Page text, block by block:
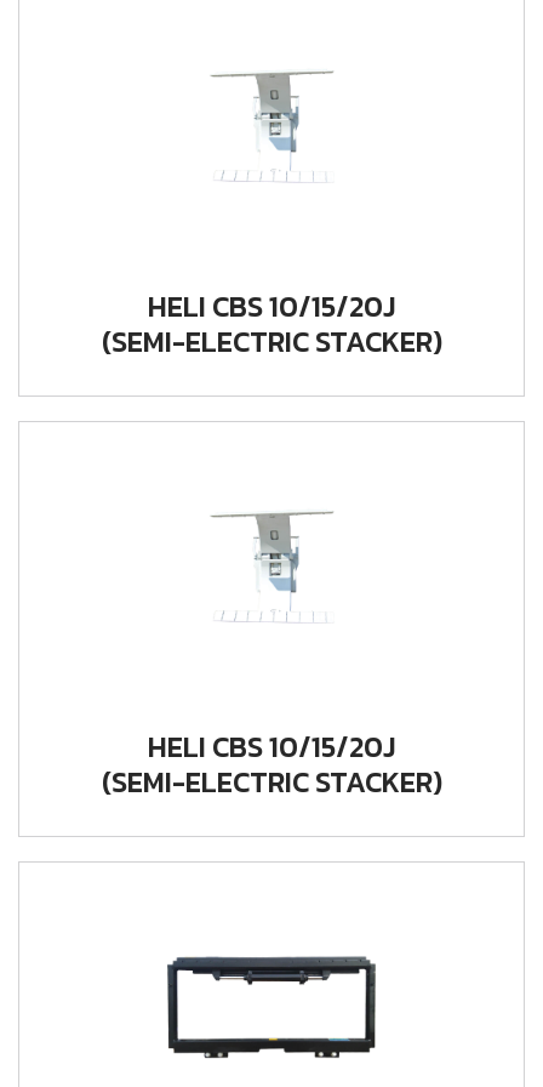
HELI CBS 10/15/20J
(SEMI-ELECTRIC STACKER)
HELI CBS 10/15/20J
(SEMI-ELECTRIC STACKER)